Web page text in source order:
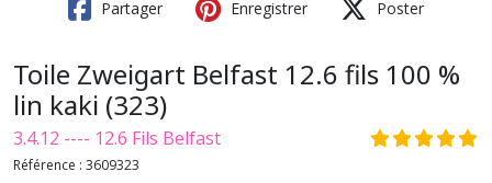
Partager Enregistrer Poster
Toile Zweigart Belfast 12.6 fils 100 %
lin kaki (323)
3.4.12 ---- 12.6 Fils Belfast
Référence : 3609323